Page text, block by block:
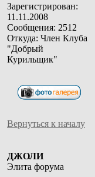
Зарегистрирован:
11.11.2008
Сообщения: 2512
Откуда: Член Клуба
"Добрый
Курильщик"
Вернуться к началу
ДЖОЛИ
Элита форума